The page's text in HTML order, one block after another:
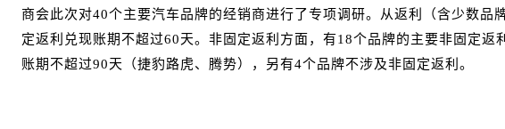
商会此次对40个主要汽车品牌的经销商进行了专项调研。从返利（含少数
定返利兑现账期不超过60天。非固定返利方面，有18个品牌的主要非固定
账期不超过90天（捷豹路虎、腾势），另有4个品牌不涉及非固定返利。